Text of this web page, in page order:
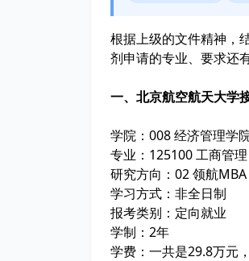
根据上级的文件精神，
剂申请的专业、要求还
一、北京航空航天大学
学院：008 经济管理学
专业：125100 工商管理
研究方向：02 领航MBA
学习方式：非全日制
报考类别：定向就业
学制：2年
学费：一共是29.8万元